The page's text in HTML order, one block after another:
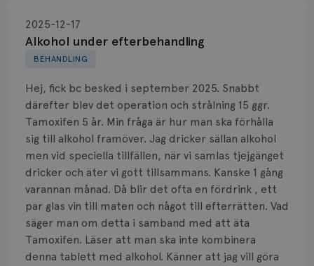
BEHANDLING
Alkohol under efterbehandling
2025-12-17
Hej, fick bc besked i september 2025. Snabbt
därefter blev det operation och strålning 15 ggr.
Tamoxifen 5 år. Min fråga är hur man ska förhålla
sig till alkohol framöver. Jag dricker sällan alkohol
men vid speciella tillfällen, när vi samlas tjejgänget
dricker och äter vi gott tillsammans. Kanske 1 gång
varannan månad. Då blir det ofta en fördrink , ett
par glas vin till maten och något till efterrätten. Vad
säger man om detta i samband med att äta
Tamoxifen. Läser att man ska inte kombinera
denna tablett med alkohol. Känner att jag vill göra
Biopsi
Biverkningar
Bröstvårta
Knöl
Läkemedel
Typ av bröstcancer
Smärta
Prognos